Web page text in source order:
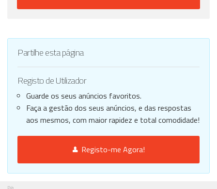
Partilhe esta página
Registo de Utilizador
Guarde os seus anúncios favoritos.
Faça a gestão dos seus anúncios, e das respostas
aos mesmos, com maior rapidez e total comodidade!
Registo-me Agora!